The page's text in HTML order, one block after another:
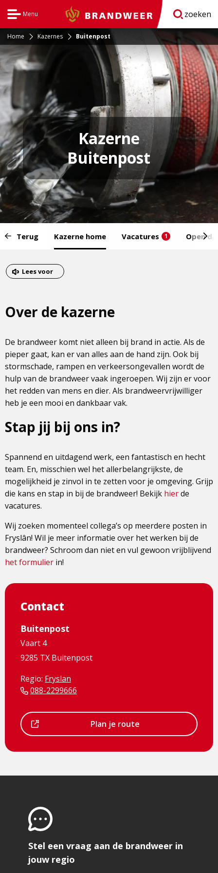
Menu Brandweer zoeken
Home Kazernes Buitenpost
Kazerne
Buitenpost
van
menu:
Terug Kazerne home Vacatures 1 Open
van
het
Dit
externe
Lees voor
Over de kazerne
De brandweer komt niet alleen bij brand in actie. Als de
pieper gaat, kan er van alles aan de hand zijn. Ook bij
stormschade, rampen en verkeersongevallen wordt de
hulp van de brandweer vaak ingeroepen. Wij zijn er voor
het redden van mens en dier. Als brandweervrijwilliger
heb je een mooi en dankbaar vak.
Stap jij bij ons in?
Spannend en uitdagend werk, een fantastisch en hecht
team. En, misschien wel het allerbelangrijkste, de
mogelijkheid je zinvol in te zetten voor je omgeving. Grijp
die kans en stap in bij de brandweer! Bekijk hierde
vacatures.
Wij zoeken momenteel collega’s op meerdere posten in
Fryslân! Wil je meer informatie over het werken bij de
brandweer? Schroom dan niet en vul gewoon vrijblijvend
het formulier in!
Contact
Buitenpost
Vaart 4
9285 TX Buitenpost
Regio: Fryslan
088-2299666
is
Plan je route
Stel een vraag aan de brandweer in
jouw regio